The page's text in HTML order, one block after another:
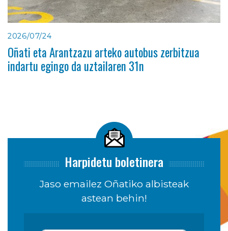
2026/07/24
Oñati eta Arantzazu arteko autobus zerbitzua
indartu egingo da uztailaren 31n
Harpidetu boletinera
Jaso emailez Oñatiko albisteak
astean behin!